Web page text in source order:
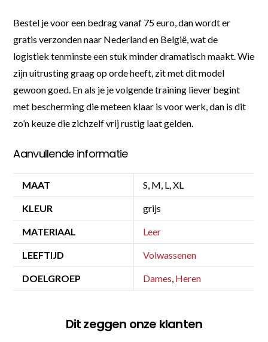
Bestel je voor een bedrag vanaf 75 euro, dan wordt er
gratis verzonden naar Nederland en België, wat de
logistiek tenminste een stuk minder dramatisch maakt. Wie
zijn uitrusting graag op orde heeft, zit met dit model
gewoon goed. En als je je volgende training liever begint
met bescherming die meteen klaar is voor werk, dan is dit
zo’n keuze die zichzelf vrij rustig laat gelden.
Aanvullende informatie
MAAT S, M, L, XL
KLEUR grijs
MATERIAAL Leer
LEEFTIJD Volwassenen
DOELGROEP Dames Heren
Dit zeggen onze klanten